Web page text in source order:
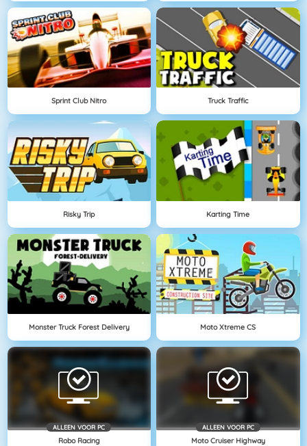
Sprint Club Nitro Truck Traffic
Risky Trip Karting Time
Monster Truck Forest Delivery Moto Xtreme CS
ALLEEN VOOR PC
Robo Racing
ALLEEN VOOR PC
Moto Cruiser Highway